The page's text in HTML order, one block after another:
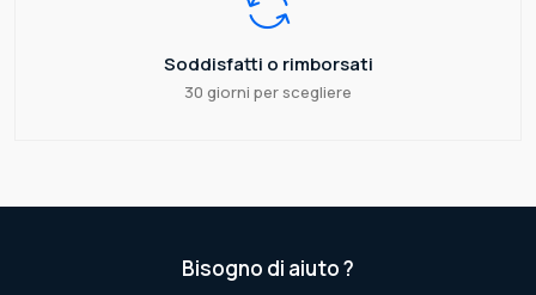
Soddisfatti o rimborsati
30 giorni per scegliere
Bisogno di aiuto ?